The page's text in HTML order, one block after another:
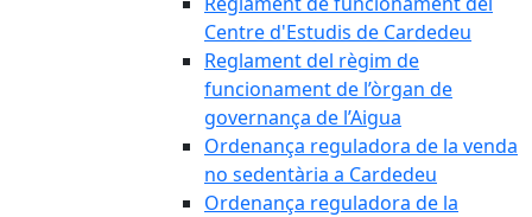
Centre d'Estudis de Cardedeu
Reglament del règim de
funcionament de l’òrgan de
governança de l’Aigua
Ordenança reguladora de la venda
no sedentària a Cardedeu
Ordenança reguladora de la